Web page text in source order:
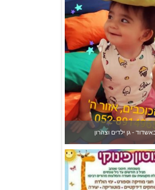
במודיעין
ילנה במערב ראשון לציון